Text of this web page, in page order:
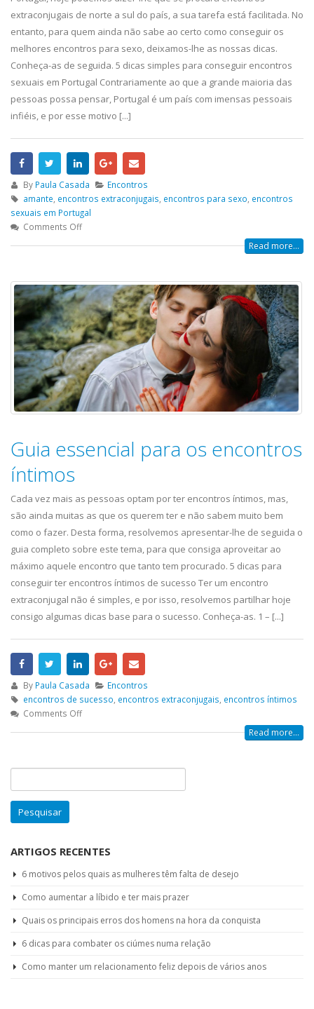
extraconjugais de norte a sul do país, a sua tarefa está facilitada. No
entanto, para quem ainda não sabe ao certo como conseguir os
melhores encontros para sexo, deixamos-lhe as nossas dicas.
Conheça-as de seguida. 5 dicas simples para conseguir encontros
sexuais em Portugal Contrariamente ao que a grande maioria das
pessoas possa pensar, Portugal é um país com imensas pessoais
infiéis, e por esse motivo [...]
By Paula Casada
Encontros
amante, encontros extraconjugais, encontros para sexo, encontros
sexuais em Portugal
Comments Off
Read more...
Guia essencial para os encontros
íntimos
Cada vez mais as pessoas optam por ter encontros íntimos, mas,
são ainda muitas as que os querem ter e não sabem muito bem
como o fazer. Desta forma, resolvemos apresentar-lhe de seguida o
guia completo sobre este tema, para que consiga aproveitar ao
máximo aquele encontro que tanto tem procurado. 5 dicas para
conseguir ter encontros íntimos de sucesso Ter um encontro
extraconjugal não é simples, e por isso, resolvemos partilhar hoje
consigo algumas dicas base para o sucesso. Conheça-as. 1 – [...]
By Paula Casada
Encontros
encontros de sucesso encontros extraconjugais encontros íntimos
Comments Off
Read more...
por:
ARTIGOS RECENTES
6 motivos pelos quais as mulheres têm falta de desejo
Como aumentar a líbido e ter mais prazer
Quais os principais erros dos homens na hora da conquista
6 dicas para combater os ciúmes numa relação
Como manter um relacionamento feliz depois de vários anos